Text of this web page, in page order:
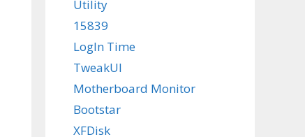
Utility
15839
LogIn Time
TweakUI
Motherboard Monitor
Bootstar
XFDisk